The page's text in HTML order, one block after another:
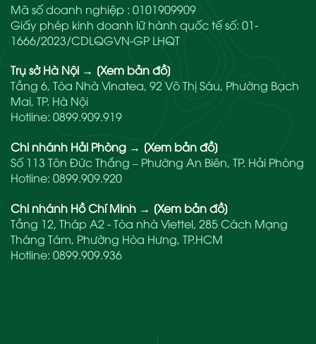
Mã số doanh nghiệp : 0101909909
Giấy phép kinh doanh lữ hành quốc tế số: 01-
1666/2023/CDLQGVN-GP LHQT
Trụ sở Hà Nội → [Xem bản đồ]
Tầng 6, Tòa Nhà Vinatea, 92 Võ Thị Sáu, Phường Bạch
Mai, TP. Hà Nội
Hotline: 0899.909.919
Chi nhánh Hải Phòng → [Xem bản đồ]
Số 113 Tôn Đức Thắng – Phường An Biên, TP. Hải Phòng
Hotline: 0899.909.920
Chi nhánh Hồ Chí Minh → [Xem bản đồ]
Tầng 12, Tháp A2 - Tòa nhà Viettel, 285 Cách Mạng
Tháng Tám, Phường Hòa Hưng, TP.HCM
Hotline: 0899.909.936